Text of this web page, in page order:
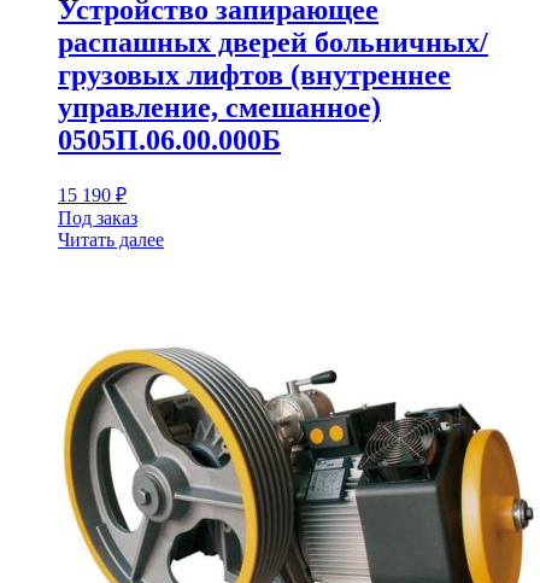
Устройство запирающее
распашных дверей больничных/
грузовых лифтов (внутреннее
управление, смешанное)
0505П.06.00.000Б
15 190 ₽
Под заказ
Читать далее